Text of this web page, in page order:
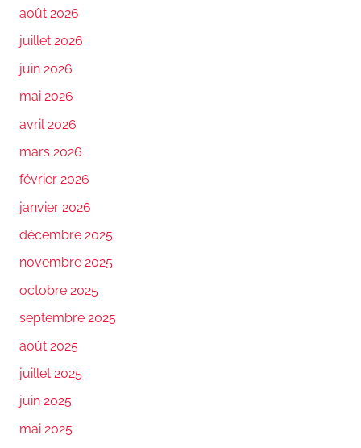
août 2026
juillet 2026
juin 2026
mai 2026
avril 2026
mars 2026
février 2026
janvier 2026
décembre 2025
novembre 2025
octobre 2025
septembre 2025
août 2025
juillet 2025
juin 2025
mai 2025